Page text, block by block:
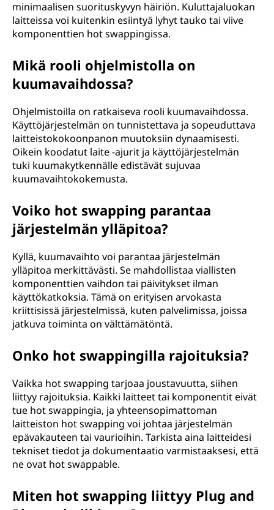
minimaalisen suorituskyvyn häiriön. Kuluttajaluokan
laitteissa voi kuitenkin esiintyä lyhyt tauko tai viive
komponenttien hot swappingissa.
Mikä rooli ohjelmistolla on
kuumavaihdossa?
Ohjelmistoilla on ratkaiseva rooli kuumavaihdossa.
Käyttöjärjestelmän on tunnistettava ja sopeuduttava
laitteistokokoonpanon muutoksiin dynaamisesti.
Oikein koodatut laite -ajurit ja käyttöjärjestelmän
tuki kuumakytkennälle edistävät sujuvaa
kuumavaihtokokemusta.
Voiko hot swapping parantaa
järjestelmän ylläpitoa?
Kyllä, kuumavaihto voi parantaa järjestelmän
ylläpitoa merkittävästi. Se mahdollistaa viallisten
komponenttien vaihdon tai päivitykset ilman
käyttökatkoksia. Tämä on erityisen arvokasta
kriittisissä järjestelmissä, kuten palvelimissa, joissa
jatkuva toiminta on välttämätöntä.
Onko hot swappingilla rajoituksia?
Vaikka hot swapping tarjoaa joustavuutta, siihen
liittyy rajoituksia. Kaikki laitteet tai komponentit eivät
tue hot swappingia, ja yhteensopimattoman
laitteiston hot swapping voi johtaa järjestelmän
epävakauteen tai vaurioihin. Tarkista aina laitteidesi
tekniset tiedot ja dokumentaatio varmistaaksesi, että
ne ovat hot swappable.
Miten hot swapping liittyy Plug and